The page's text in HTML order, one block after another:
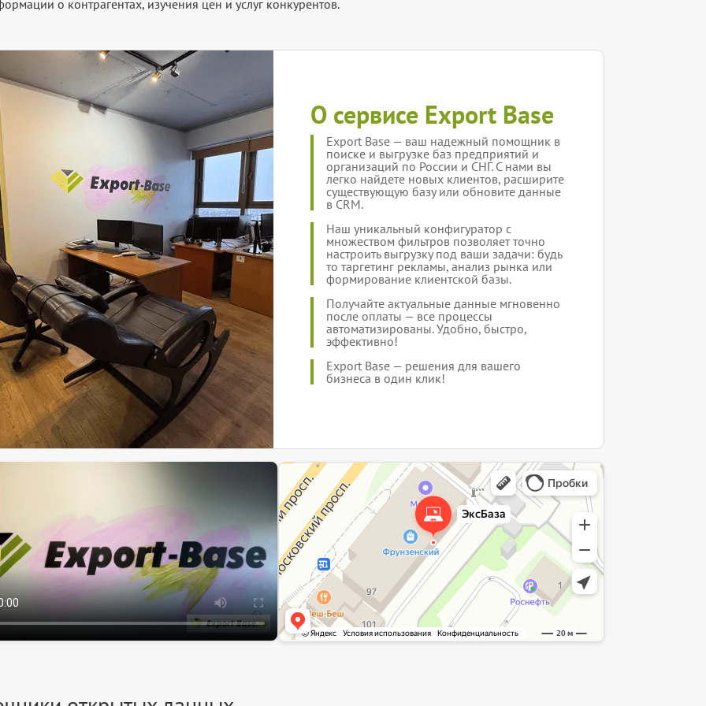
о контрагентах, изучения цен и услуг конкурентов.
О сервисе Export Base
Export Base — ваш надежный помощник в
поиске и выгрузке баз предприятий и
организаций по России и СНГ. С нами вы
легко найдете новых клиентов, расширите
существующую базу или обновите данные
в CRM.
Наш уникальный конфигуратор с
множеством фильтров позволяет точно
настроить выгрузку под ваши задачи: будь
то таргетинг рекламы, анализ рынка или
формирование клиентской базы.
Получайте актуальные данные мгновенно
после оплаты — все процессы
автоматизированы. Удобно, быстро,
эффективно!
Export Base — решения для вашего
бизнеса в один клик!
ЭкспортБейз
Информационный интернет-сайт в Ярославле
Информационная служба в Ярославле